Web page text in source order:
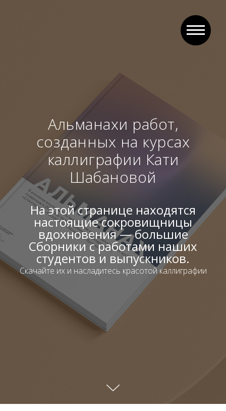
Альманахи работ,
созданных на курсах
каллиграфии Кати
Шабановой
На этой странице находятся
настоящие сокровищницы
вдохновения — большие
Сборники с работами наших
студентов и выпускников.
Скачайте их и насладитесь красотой каллиграфии